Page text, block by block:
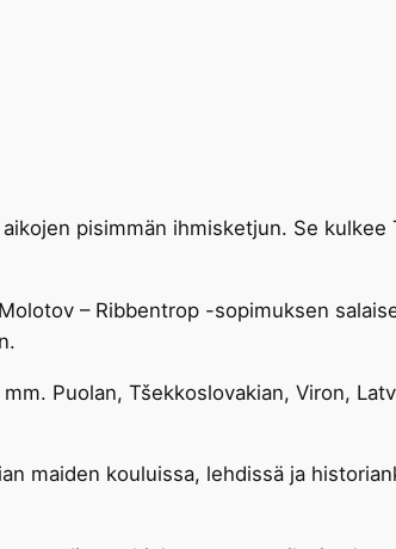
pisimmän ihmisketjun. Se kulkee
– Ribbentrop -sopimuksen
Puolan, Tšekkoslovakian, Viron,
maiden kouluissa, lehdissä ja